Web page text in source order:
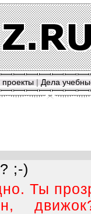
| Дела
;-)
Ты